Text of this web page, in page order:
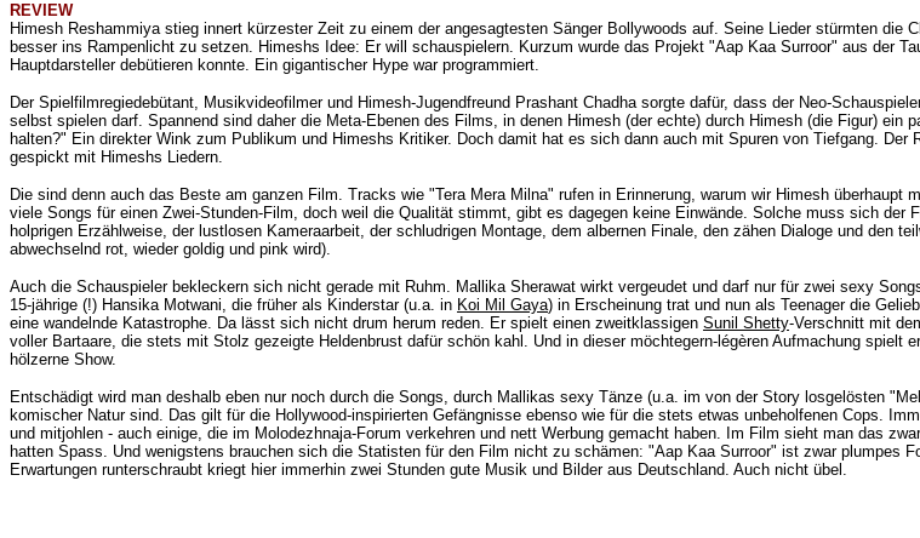
REVIEW
Himesh Reshammiya stieg innert kürzester Zeit zu einem der angesagtesten Sänger Bollywoods auf. Seine Lieder stürmten
besser ins Rampenlicht zu setzen. Himeshs Idee: Er will schauspielern. Kurzum wurde das Projekt "Aap Kaa Surroor" aus der
Hauptdarsteller debütieren konnte. Ein gigantischer Hype war programmiert.
Der Spielfilmregiedebütant, Musikvideofilmer und Himesh-Jugendfreund Prashant Chadha sorgte dafür, dass der Neo-
selbst spielen darf. Spannend sind daher die Meta-Ebenen des Films, in denen Himesh (der echte) durch Himesh (die Figur)
halten?" Ein direkter Wink zum Publikum und Himeshs Kritiker. Doch damit hat es sich dann auch mit Spuren von Tiefgang.
gespickt mit Himeshs Liedern.
Die sind denn auch das Beste am ganzen Film. Tracks wie "Tera Mera Milna" rufen in Erinnerung, warum wir Himesh
viele Songs für einen Zwei-Stunden-Film, doch weil die Qualität stimmt, gibt es dagegen keine Einwände. Solche muss sich
holprigen Erzählweise, der lustlosen Kameraarbeit, der schludrigen Montage, dem albernen Finale, den zähen Dialoge und den
abwechselnd rot, wieder goldig und pink wird).
Auch die Schauspieler bekleckern sich nicht gerade mit Ruhm. Mallika Sherawat wirkt vergeudet und darf nur für zwei sexy
15-jährige (!) Hansika Motwani, die früher als Kinderstar (u.a. in Koi Mil Gaya) in Erscheinung trat und nun als Teenager die
eine wandelnde Katastrophe. Da lässt sich nicht drum herum reden. Er spielt einen zweitklassigen Sunil Shetty-Verschnitt mit
voller Bartaare, die stets mit Stolz gezeigte Heldenbrust dafür schön kahl. Und in dieser möchtegern-légèren Aufmachung spielt
hölzerne Show.
Entschädigt wird man deshalb eben nur noch durch die Songs, durch Mallikas sexy Tänze (u.a. im von der Story losgelösten
komischer Natur sind. Das gilt für die Hollywood-inspirierten Gefängnisse ebenso wie für die stets etwas unbeholfenen Cops.
und mitjohlen - auch einige, die im Molodezhnaja-Forum verkehren und nett Werbung gemacht haben. Im Film sieht man das
hatten Spass. Und wenigstens brauchen sich die Statisten für den Film nicht zu schämen: "Aap Kaa Surroor" ist zwar plumpes
Erwartungen runterschraubt kriegt hier immerhin zwei Stunden gute Musik und Bilder aus Deutschland. Auch nicht übel.